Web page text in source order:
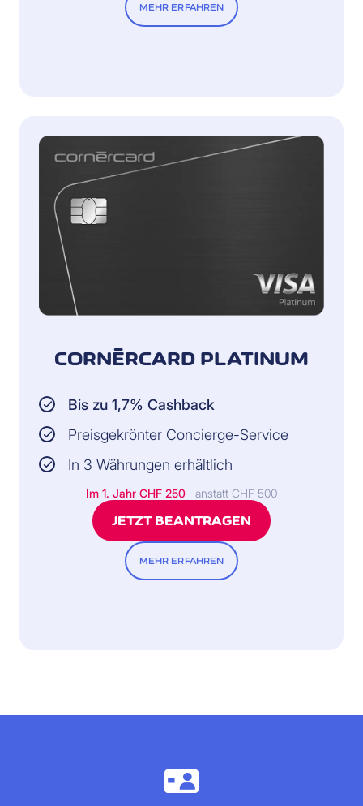
MEHR ERFAHREN
CORNÈRCARD PLATINUM
Bis zu 1,7% Cashback
Preisgekrönter Concierge-Service
In 3 Währungen erhältlich
Im 1. Jahr CHF 250 anstatt CHF 500
JETZT BEANTRAGEN
MEHR ERFAHREN